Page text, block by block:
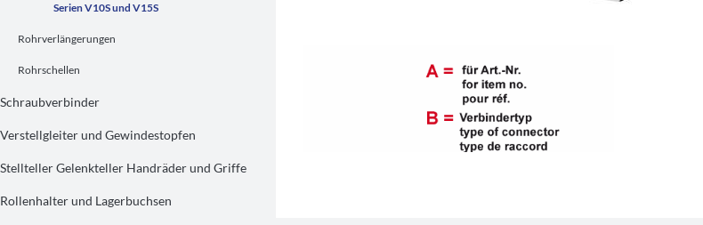
Serien V10S und V15S
Rohrverlängerungen
Rohrschellen
Schraubverbinder
Verstellgleiter und Gewindestopfen
Stellteller Gelenkteller Handräder und Griffe
Rollenhalter und Lagerbuchsen